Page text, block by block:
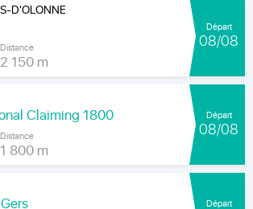
D'OLONNE
Distance
2 150 m
Départ
08/08
Claiming 1800
Distance
1 800 m
Départ
08/08
Départ